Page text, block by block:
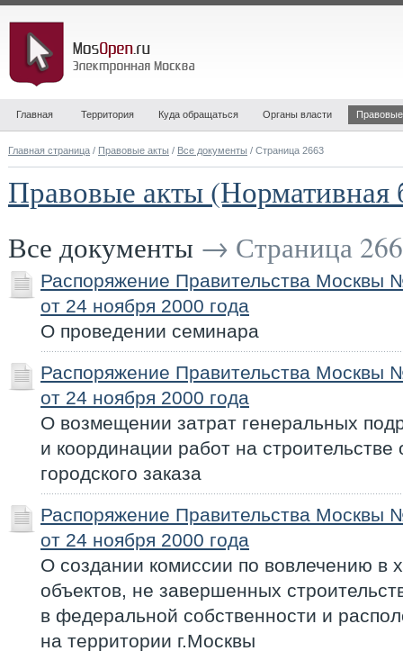
Главная Территория Куда обращаться Органы власти
Главная страница / Правовые акты / Все документы / Страница 2663
Правовые акты (Нормативная
Все документы → Страница
Распоряжение Правительства Москвы
от 24 ноября 2000 года
О проведении семинара
Распоряжение Правительства Москвы
от 24 ноября 2000 года
О возмещении затрат генеральных
и координации работ на строительстве
городского заказа
Распоряжение Правительства Москвы
от 24 ноября 2000 года
О создании комиссии по вовлечению в
объектов, не завершенных
в федеральной собственности и
на территории г.Москвы